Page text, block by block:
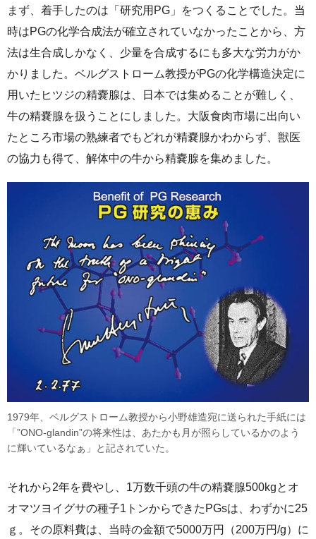
まず、着手したのは「研究用PG」をつくることでした。当
時はPGの化学合成法が確立されていなかったことから、方
法は生合成しかなく、少量を合成するにも多大な労力がか
かりました。ベルグストローム教授がPGの化学構造決定に
用いたヒツジの精嚢腺は、日本では集めることが難しく、
牛の精嚢腺を扱うことにしました。大阪食肉市場に出向い
たところ市場の熟練者でもどれが精嚢腺かわからず、獣医
の協力も得て、解体中の牛から精嚢腺を集めました。
1979年、ベルグストローム教授から小野雄造宛に送られた手紙には
「”ONO-glandin”の将来性は、あたかも月が照らしているかのよう
に輝いているなぁ」と記されていた。
それから2年を費やし、1万数千頭の牛の精嚢腺500kgとオ
オマツヨイグサの種子1トンからできたPGsは、わずかに25
ｇ。その原料費は、当時の金額で5000万円（200万円/g）に